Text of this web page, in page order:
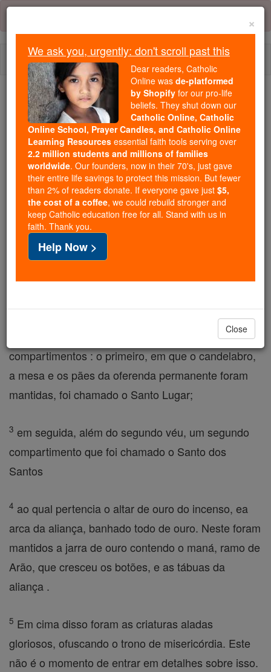
Skip
content
Trending:
Daily Reading for Thursday, October ...
Today's Reading The Mysteries of the Rosary
Hebreus - Capítulo 9
Hebreus ⌄ Chapter 9 ⌄
A primeira aliança também tinha suas leis que
regem o culto e seu santuário, um santuário na
compartimentos : o primeiro, em que o candelabro,
a mesa e os pães da oferenda permanente foram
mantidas, foi chamado o Santo Lugar;
3 em seguida, além do segundo véu, um segundo
compartimento que foi chamado o Santo dos
Santos
4 ao qual pertencia o altar de ouro do incenso, ea
arca da aliança, banhado todo de ouro. Neste foram
mantidos a jarra de ouro contendo o maná, ramo de
Arão, que cresceu os botões, e as tábuas da
aliança .
5 Em cima disso foram as criaturas aladas
gloriosos, ofuscando o trono de misericórdia. Este
não é o momento de entrar em detalhes sobre isso.
×
We ask you, urgently: don't scroll past this
Dear readers, Catholic
Online was de-platformed
by Shopify for our pro-life
beliefs. They shut down our
Catholic Online, Catholic
Online School, Prayer Candles, and Catholic Online
Learning Resources essential faith tools serving over
2.2 million students and millions of families
worldwide. Our founders, now in their 70's, just gave
their entire life savings to protect this mission. But fewer
than 2% of readers donate. If everyone gave just $5,
the cost of a coffee, we could rebuild stronger and
keep Catholic education free for all. Stand with us in
faith. Thank you.
Help Now >
Close